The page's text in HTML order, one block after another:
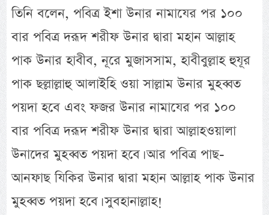
তিনি বলেন, পবিত্র ইশা উনার নামাযের পর ১০০
বার পবিত্র দরূদ শরীফ উনার দ্বারা মহান আল্লাহ
পাক উনার হাবীব, নূরে মুজাসসাম, হাবীবুল্লাহ হুযূর
পাক ছল্লাল্লাহু আলাইহি ওয়া সাল্লাম উনার মুহব্বত
পয়দা হবে এবং ফজর উনার নামাযের পর ১০০
বার পবিত্র দরূদ শরীফ উনার দ্বারা আল্লাহওয়ালা
উনাদের মুহব্বত পয়দা হবে। আর পবিত্র পাছ-
আনফাছ যিকির উনার দ্বারা মহান আল্লাহ পাক উনার
মুহব্বত পয়দা হবে। সুবহানাল্লাহ!